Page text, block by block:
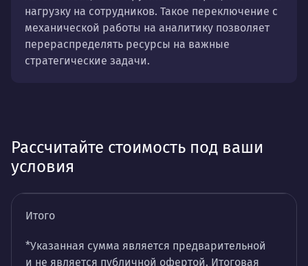
нагрузку на сотрудников. Такое переключение с
механической работы на аналитику позволяет
перераспределять ресурсы на важные
стратегические задачи.
Рассчитайте стоимость под ваши
условия
Итого
*Указанная сумма является предварительной
и не является публичной офертой. Итоговая